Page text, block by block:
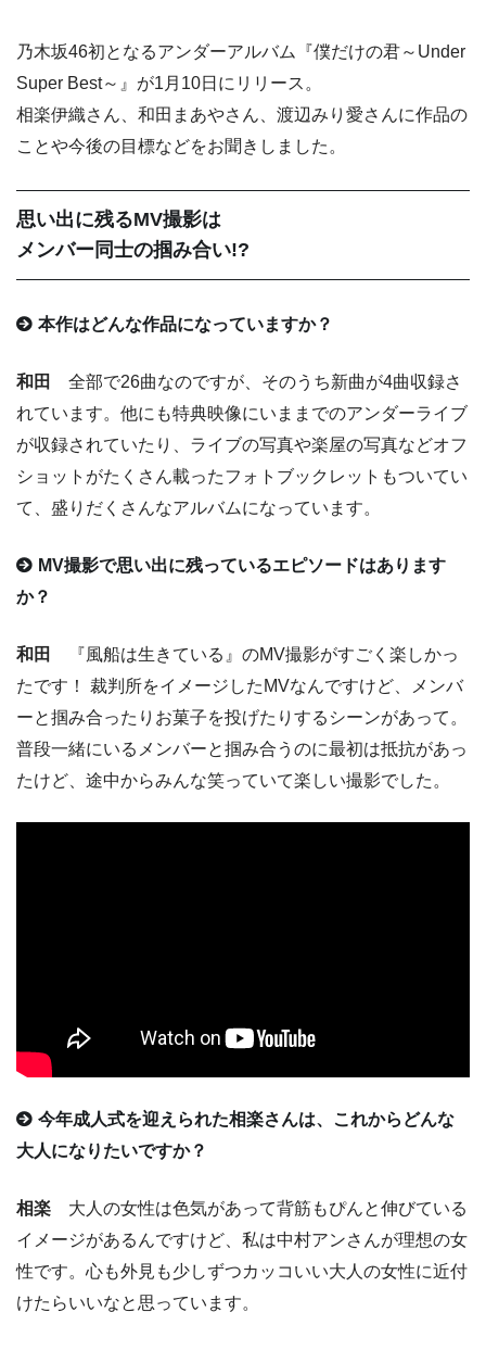
乃木坂46初となるアンダーアルバム『僕だけの君～Under
Super Best～』が1月10日にリリース。
相楽伊織さん、和田まあやさん、渡辺みり愛さんに作品の
ことや今後の目標などをお聞きしました。
思い出に残るMV撮影は
メンバー同士の掴み合い!?
本作はどんな作品になっていますか？
和田
全部で26曲なのですが、そのうち新曲が4曲収録さ
れています。他にも特典映像にいままでのアンダーライブ
が収録されていたり、ライブの写真や楽屋の写真などオフ
ショットがたくさん載ったフォトブックレットもついてい
て、盛りだくさんなアルバムになっています。
MV撮影で思い出に残っているエピソードはあります
か？
和田
『風船は生きている』のMV撮影がすごく楽しかっ
たです！ 裁判所をイメージしたMVなんですけど、メンバ
ーと掴み合ったりお菓子を投げたりするシーンがあって。
普段一緒にいるメンバーと掴み合うのに最初は抵抗があっ
たけど、途中からみんな笑っていて楽しい撮影でした。
今年成人式を迎えられた相楽さんは、これからどんな
大人になりたいですか？
相楽 大人の女性は色気があって背筋もぴんと伸びている
イメージがあるんですけど、私は中村アンさんが理想の女
性です。心も外見も少しずつカッコいい大人の女性に近付
けたらいいなと思っています。